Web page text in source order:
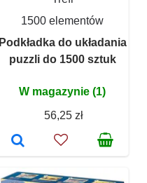
1500 elementów
Podkładka do układania
puzzli do 1500 sztuk
W magazynie (1)
56,25 zł